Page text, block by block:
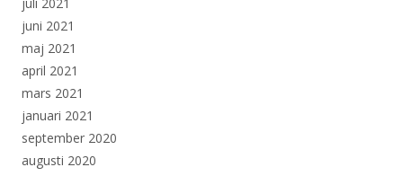
juni 2021
maj 2021
april 2021
mars 2021
januari 2021
september 2020
augusti 2020